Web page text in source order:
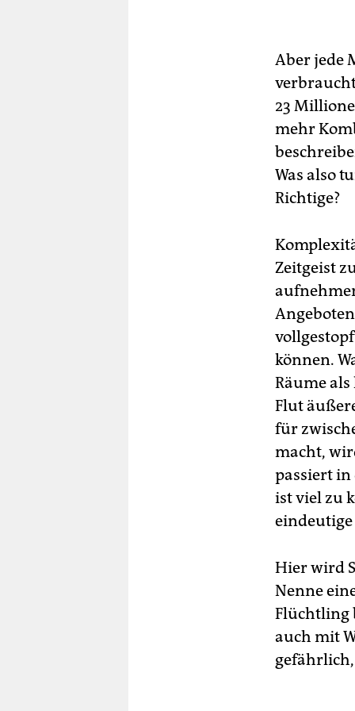
Aber jede
23
mehr
Was also
Richtige?
Zeitgeist
können.
Räume
Flut
für
macht,
passiert in
ist viel zu
Hier wird
Nenne
Flüchtling
auch mit